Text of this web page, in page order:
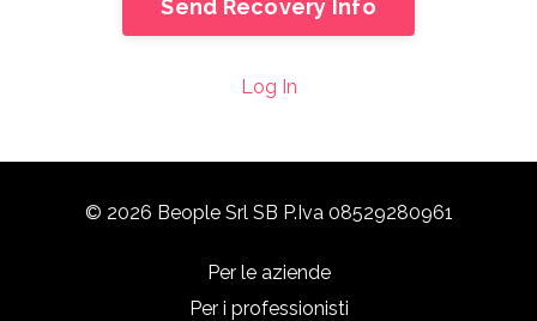
Log In
© 2026 Beople Srl SB P.Iva 08529280961
Per le aziende
Per i professionisti